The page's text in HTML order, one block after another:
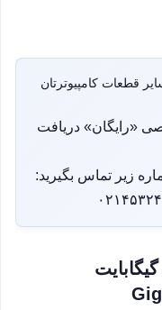
قطعات کامپیوترتان
«رایگان» دریافت
زیر تماس بگیرید: